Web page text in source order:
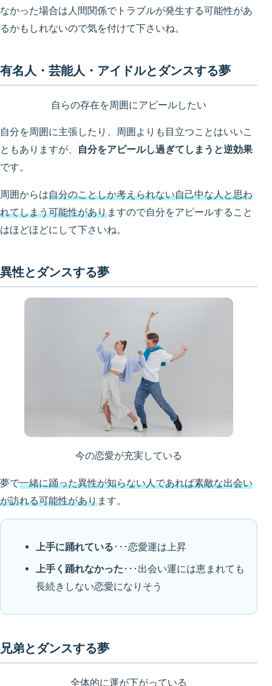
なかった場合は人間関係でトラブルが発生する可能性があ
るかもしれないので気を付けて下さいね。
有名人・芸能人・アイドルとダンスする夢
自らの存在を周囲にアピールしたい
自分を周囲に主張したり、周囲よりも目立つことはいいこ
ともありますが、
自分をアピールし過ぎてしまうと逆効果
です。
周囲からは自分のことしか考えられない自己中な人と思わ
れてしまう可能性がありますので自分をアピールすること
はほどほどにして下さいね。
異性とダンスする夢
今の恋愛が充実している
夢で一緒に踊った異性が知らない人であれば素敵な出会い
が訪れる可能性があります。
上手に踊れている ･･･恋愛運は上昇
上手く踊れなかった ･･･出会い運には恵まれても
長続きしない恋愛になりそう
兄弟とダンスする夢
全体的に運が下がっている